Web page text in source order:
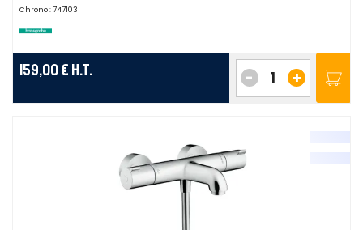
Chrono : 747103
159,00 € H.T. +
-